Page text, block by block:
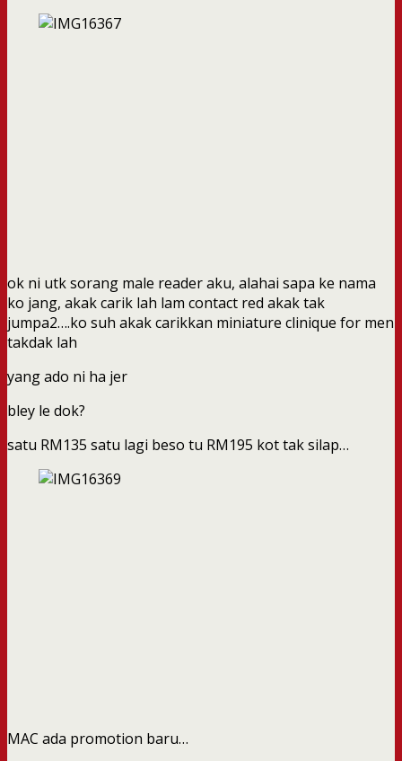
ok ni utk sorang male reader aku, alahai sapa ke nama
ko jang, akak carik lah lam contact red akak tak
jumpa2….ko suh akak carikkan miniature clinique for men
takdak lah
yang ado ni ha jer
bley le dok?
satu RM135 satu lagi beso tu RM195 kot tak silap…
MAC ada promotion baru…